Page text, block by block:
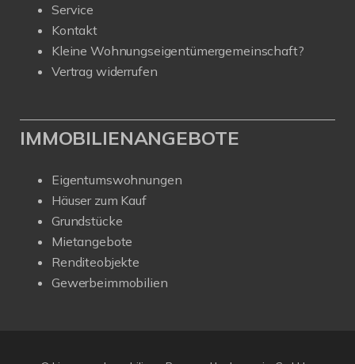
Service
Kontakt
Kleine Wohnungseigentümergemeinschaft?
Vertrag widerrufen
IMMOBILIENANGEBOTE
Eigentumswohnungen
Häuser zum Kauf
Grundstücke
Mietangebote
Renditeobjekte
Gewerbeimmobilien